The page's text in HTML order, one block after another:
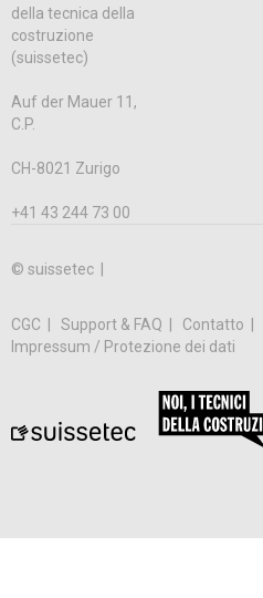
della tecnica della
costruzione
(suissetec)
Auf der Mauer 11,
C.P.
CH-8021 Zurigo
+41 43 244 73 00
© suissetec |
CGC Support & FAQ
Contatto
Impressum / Protezione dei dati